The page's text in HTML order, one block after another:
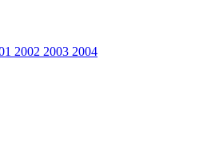
2002 2003 2004